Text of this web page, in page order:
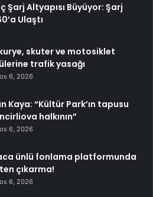
Şarj Altyapısı Büyüyor: Şarj
Ulaştı
skuter ve motosiklet
trafik yasağı
6, 2026
Kaya: “Kültür Park’ın tapusu
halkının”
6, 2026
ünlü fonlama platformunda
çıkarma!
6, 2026